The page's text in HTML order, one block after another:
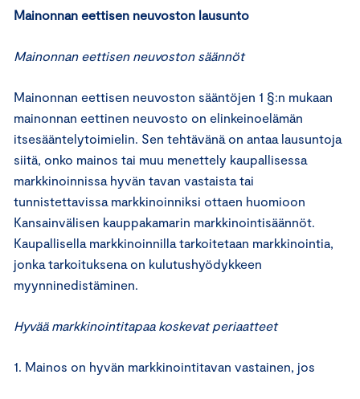
Mainonnan eettisen neuvoston lausunto
Mainonnan eettisen neuvoston säännöt
Mainonnan eettisen neuvoston sääntöjen 1 §:n mukaan
mainonnan eettinen neuvosto on elinkeinoelämän
itsesääntelytoimielin. Sen tehtävänä on antaa lausuntoja
siitä, onko mainos tai muu menettely kaupallisessa
markkinoinnissa hyvän tavan vastaista tai
tunnistettavissa markkinoinniksi ottaen huomioon
Kansainvälisen kauppakamarin markkinointisäännöt.
Kaupallisella markkinoinnilla tarkoitetaan markkinointia,
jonka tarkoituksena on kulutushyödykkeen
myynninedistäminen.
Hyvää markkinointitapaa koskevat periaatteet
1. Mainos on hyvän markkinointitavan vastainen, jos